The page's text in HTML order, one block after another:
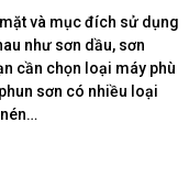
và mục đích sử dụng
như sơn dầu, sơn
cần chọn loại máy phù
sơn có nhiều loại